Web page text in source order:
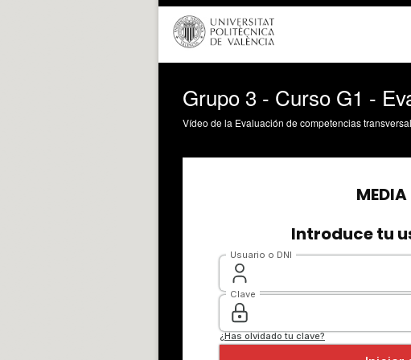
Grupo 3 - Curso G1 -